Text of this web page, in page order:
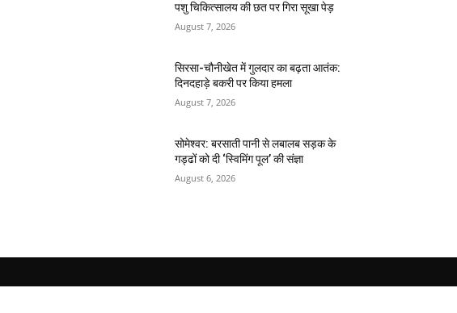
पशु चिकित्सालय की छत पर गिरा सूखा पेड़
August 7, 2026
सिरसा-चौनीखेत में गुलदार का बढ़ता आतंक:
दिनदहाड़े बकरी पर किया हमला
August 7, 2026
सोमेश्वर: बरसाती पानी से लबालब सड़क के
गड्ढों को दी ‘स्विमिंग पूल’ की संज्ञा
August 6, 2026